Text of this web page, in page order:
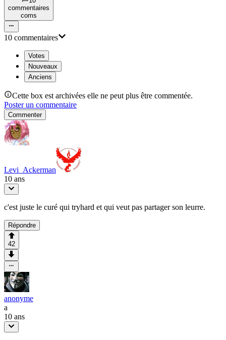
commentaires
coms
10 commentaires
Votes
Nouveaux
Anciens
Cette box est archivées elle ne peut plus être commentée.
Poster un commentaire
Commenter
Levi_Ackerman
10 ans
c'est juste le curé qui tryhard et qui veut pas partager son leurre.
Répondre
42
anonyme
a
10 ans